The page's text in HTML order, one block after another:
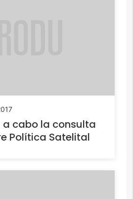
a cabo la consulta
Política Satelital